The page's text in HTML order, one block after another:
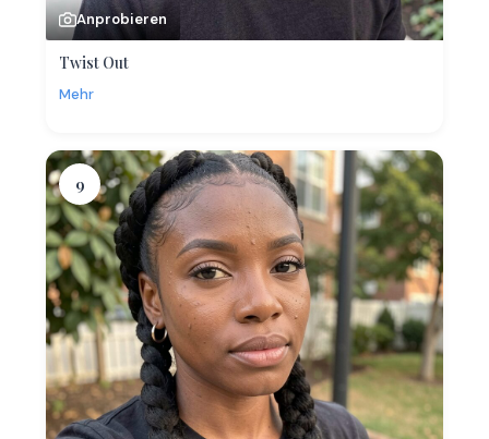
Anprobieren
Twist Out
Mehr
9